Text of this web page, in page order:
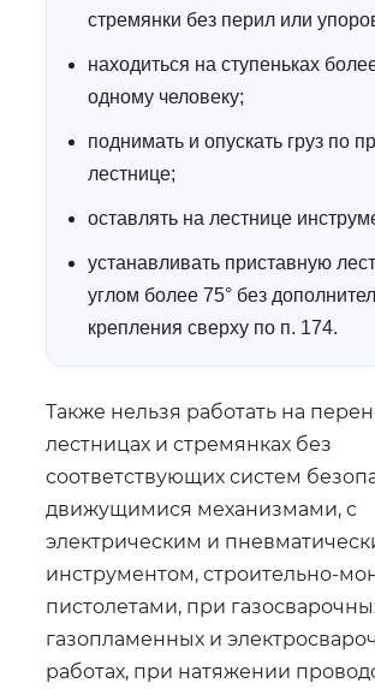
стремянки без перил или
находиться на ступеньках
одному человеку;
поднимать и опускать груз по
лестнице;
оставлять на лестнице
устанавливать приставную
углом более 75° без
крепления сверху по п. 174.
Также нельзя работать на
лестницах и стремянках без
соответствующих систем
движущимися механизмами, с
электрическим и
инструментом, строительно-
пистолетами, при
газопламенных и
работах, при натяжении